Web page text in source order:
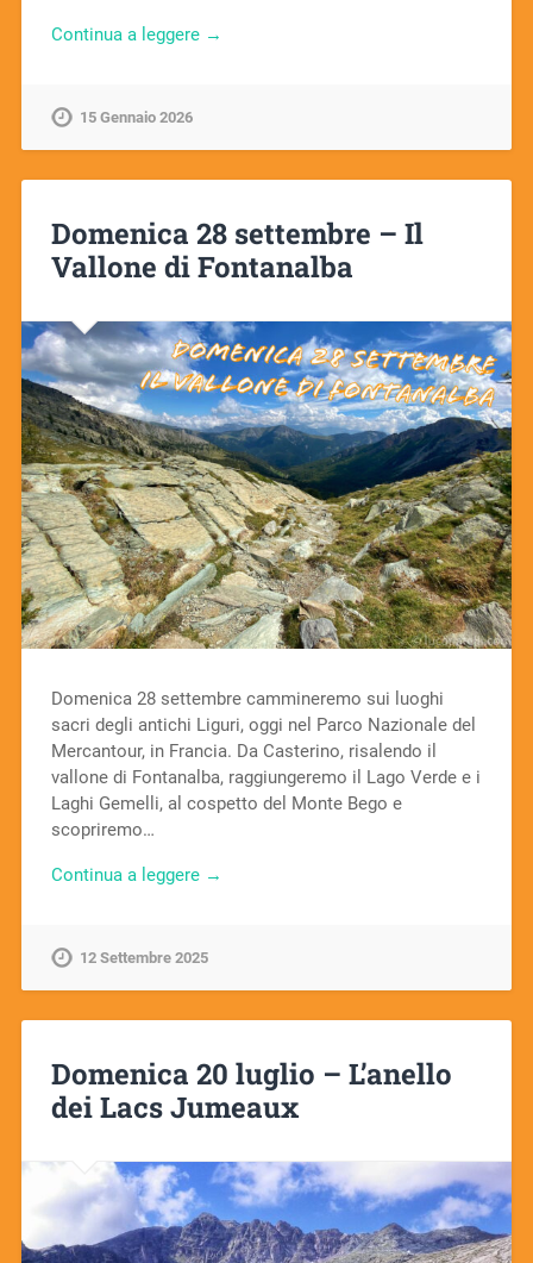
Continua a leggere →
15 Gennaio 2026
Domenica 28 settembre – Il
Vallone di Fontanalba
Domenica 28 settembre cammineremo sui luoghi
sacri degli antichi Liguri, oggi nel Parco Nazionale del
Mercantour, in Francia. Da Casterino, risalendo il
vallone di Fontanalba, raggiungeremo il Lago Verde e i
Laghi Gemelli, al cospetto del Monte Bego e
scopriremo…
Continua a leggere →
12 Settembre 2025
Domenica 20 luglio – L’anello
dei Lacs Jumeaux